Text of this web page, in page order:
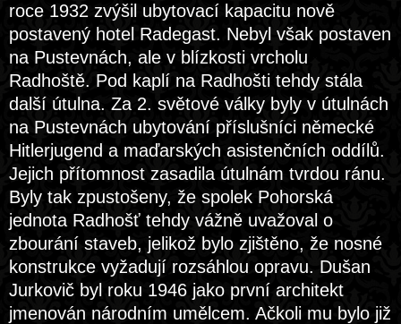
roce 1932 zvýšil ubytovací kapacitu nově
postavený hotel Radegast. Nebyl však postaven
na Pustevnách, ale v blízkosti vrcholu
Radhoště. Pod kaplí na Radhošti tehdy stála
další útulna. Za 2. světové války byly v útulnách
na Pustevnách ubytování příslušníci německé
Hitlerjugend a maďarských asistenčních oddílů.
Jejich přítomnost zasadila útulnám tvrdou ránu.
Byly tak zpustošeny, že spolek Pohorská
jednota Radhošť tehdy vážně uvažoval o
zbourání staveb, jelikož bylo zjištěno, že nosné
konstrukce vyžadují rozsáhlou opravu. Dušan
Jurkovič byl roku 1946 jako první architekt
jmenován národním umělcem. Ačkoli mu bylo již